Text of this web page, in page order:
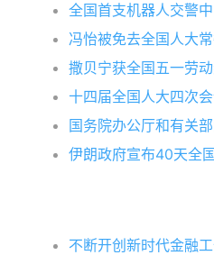
全国首支机器人交警
冯怡被免去全国人大
撒贝宁获全国五一劳
十四届全国人大四次
国务院办公厅和有关
伊朗政府宣布40天全
不断开创新时代金融